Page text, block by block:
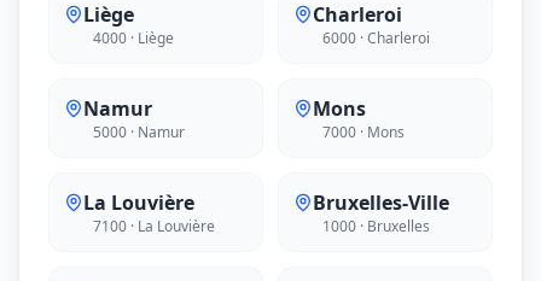
Liège
4000 · Liège
Charleroi
6000 · Charleroi
Namur
5000 · Namur
Mons
7000 · Mons
La Louvière
7100 · La Louvière
Bruxelles-Ville
1000 · Bruxelles